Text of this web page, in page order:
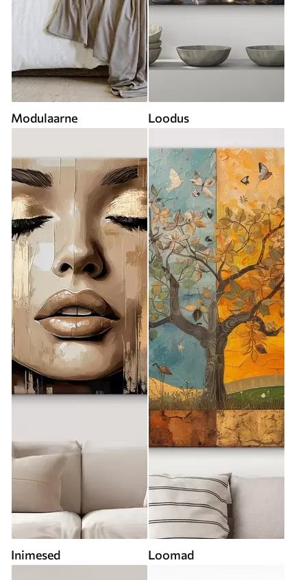
Modulaarne Loodus
Inimesed Loomad